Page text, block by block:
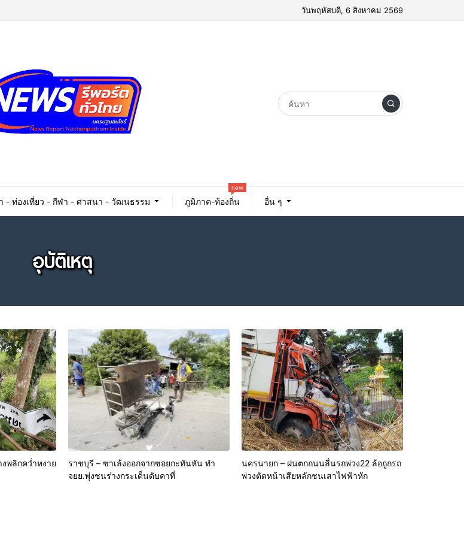
วันพฤหัสบดี, 6 สิงหาคม 2569
- ท่องเที่ยว - กีฬา - ศาสนา - วัฒนธรรม ภูมิภาค-ท้องถิ่น
new
อื่น ๆ
อุบัติเหตุ
พลิกคว่ำหงาย
ราชบุรี – ซาเล้งออกจากซอยกะทันหัน ทำ
จยย.พุ่งชนร่างกระเด็นดับคาที่
นครนายก – ฝนตกถนนลื่นรถพ่วง22 ล้อถูกรถ
พ่วงตัดหน้าเสียหลักชนเสาไฟฟ้าหัก